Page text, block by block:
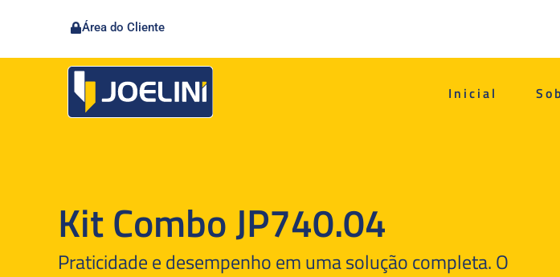
Área do Cliente
Inicial
Kit Combo JP740.04
Praticidade e desempenho em uma solução completa. O